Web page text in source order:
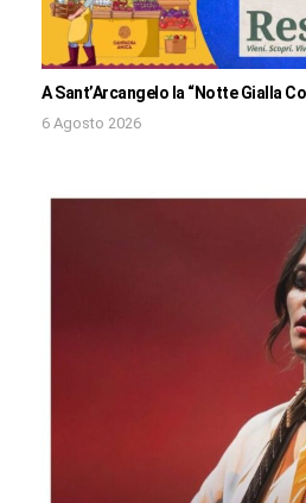
A Sant’Arcangelo la “Notte Gialla
6 Agosto 2026